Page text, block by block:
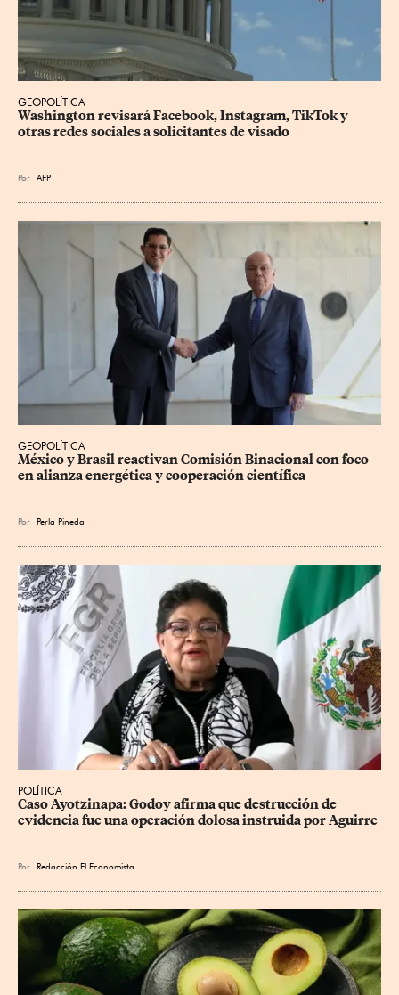
GEOPOLÍTICA
Washington revisará Facebook, Instagram, TikTok y
otras redes sociales a solicitantes de visado
Por AFP
GEOPOLÍTICA
México y Brasil reactivan Comisión Binacional con foco
en alianza energética y cooperación científica
Por Perla Pineda
POLÍTICA
Caso Ayotzinapa: Godoy afirma que destrucción de
evidencia fue una operación dolosa instruida por Aguirre
Por Redacción El Economista